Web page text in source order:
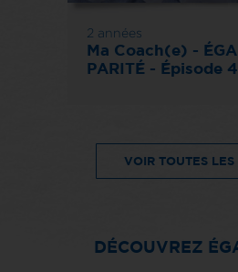
2 années
Ma Coach(e) -
PARITÉ - Épisode 4
VOIR TOUTES
DÉCOUVREZ